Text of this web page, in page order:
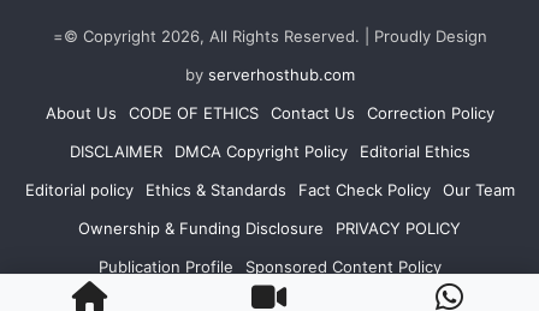
CG Cabinet Decisions: रायपुर। CG Cabinet
मंत्रालय महानदी भवन में...
Read Story
=© Copyright 2026, All Rights Reserved. | Proudly Design
by serverhosthub.com
About Us
CODE OF ETHICS Contact Us
Correction Policy
DISCLAIMER
DMCA Copyright Policy
Editorial Ethics
Editorial policy
Ethics & Standards Fact Check Policy
Our Team
Ownership & Funding Disclosure
PRIVACY POLICY
Publication Profile
Sponsored Content Policy
TERMS AND CONDITIONS
Terms of Use CONTACT US